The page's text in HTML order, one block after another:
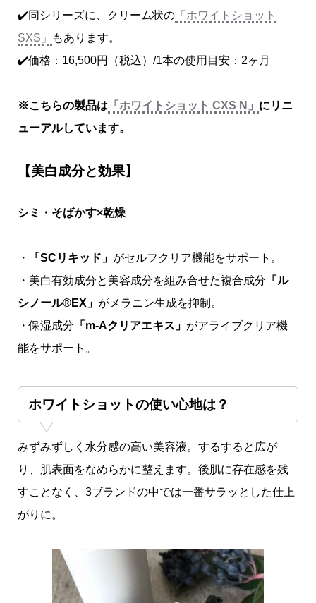
✔️同シリーズに、クリーム状の 「ホワイトショット
SXS」
もあります。
✔️価格：16,500円（税込）/1本の使用目安：2ヶ月
※こちらの製品は 「ホワイトショット CXS N」 にリニ
ューアルしています。
【美白成分と効果】
シミ・そばかす×乾燥
・ 「SCリキッド」 がセルフクリア機能をサポート。
・美白有効成分と美容成分を組み合せた複合成分 「ル
シノール®︎EX」 がメラニン生成を抑制。
・保湿成分 「m-Aクリアエキス」 がアライブクリア機
能をサポート。
ホワイトショットの使い心地は？
みずみずしく水分感の高い美容液。するすると広が
り、肌表面をなめらかに整えます。後肌に存在感を残
すことなく、3ブランドの中では一番サラッとした仕上
がりに。